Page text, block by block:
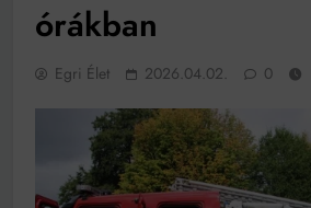
működik, ha jól van felújítva
Ingatlanpiaci szakértők szerint akár 5
egyetemi városokban
Munkácsy nem Krisztust szépítette meg:
Ahol köszönnek, ott még van város
Amikor a Tetris boldogabbá tesz, mint a
órákban
Egri Élet 2026.04.02. 0